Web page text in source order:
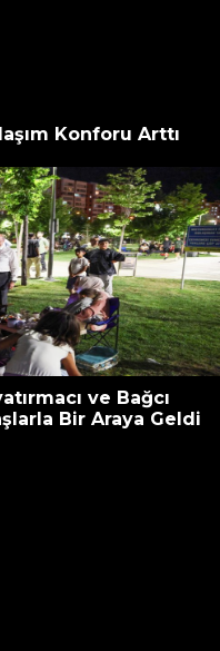
Konforu Arttı
ve Bağcı
Bir Araya Geldi